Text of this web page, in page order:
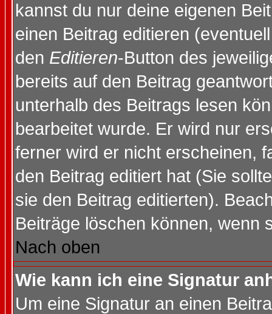
kannst du nur deine eigenen
einen Beitrag editieren
den Editieren-Button des
bereits auf den Beitrag
unterhalb des Beitrags lesen
bearbeitet wurde. Er wird nur
ferner wird er nicht erscheinen,
den Beitrag editiert hat (Sie
sie den Beitrag editierten).
Beiträge löschen können, wenn
Nach oben
Wie kann ich eine Signatur
Um eine Signatur an einen